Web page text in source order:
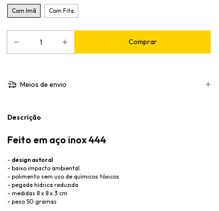
Com Imã Com Fita
Meios de envio
Descrição
Feito em aço inox 444
- design autoral
- baixo impacto ambiental
- polimento sem uso de químicos tóxicos
- pegada hídrica reduzida
- medidas 8 x 8 x 3 cm
- peso 50 gramas